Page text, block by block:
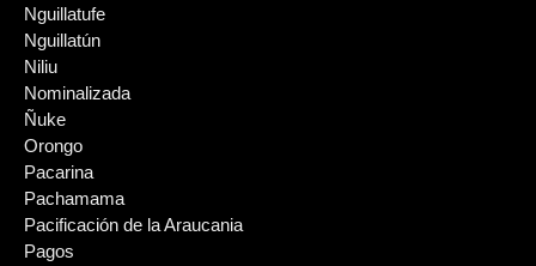
Nguillatufe
Nguillatún
Niliu
Nominalizada
Ñuke
Orongo
Pacarina
Pachamama
Pacificación de la Araucania
Pagos